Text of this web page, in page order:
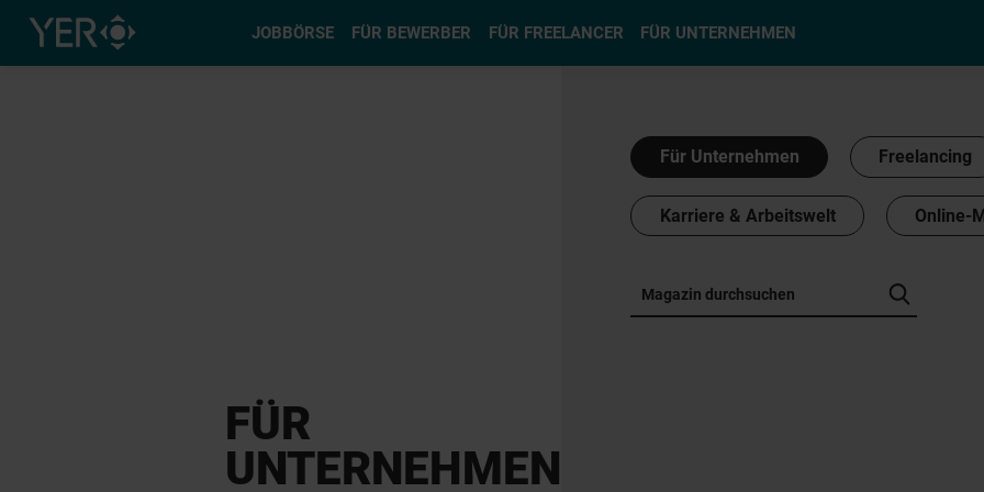
JOBBÖRSE FÜR BEWERBER FÜR FREELANCER FÜR UNTERNEHMEN
Typ auswählen
Für Unternehmen Freelancing
Karriere & Arbeitswelt Online-
FÜR
UNTERNEHMEN